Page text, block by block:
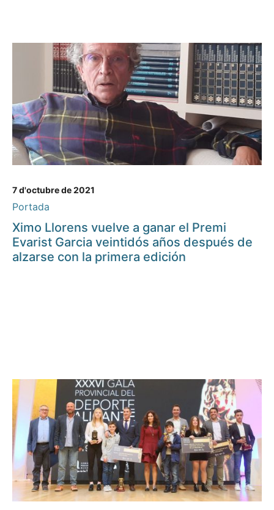
7 d'octubre de 2021
Portada
Ximo Llorens vuelve a ganar el Premi
Evarist Garcia veintidós años después de
alzarse con la primera edición